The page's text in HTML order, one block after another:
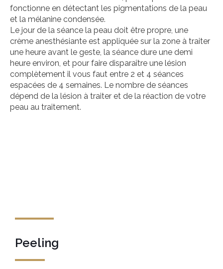
fonctionne en détectant les pigmentations de la peau
et la mélanine condensée.
Le jour de la séance la peau doit être propre, une
crème anesthésiante est appliquée sur la zone à traiter
une heure avant le geste, la séance dure une demi
heure environ, et pour faire disparaître une lésion
complètement il vous faut entre 2 et 4 séances
espacées de 4 semaines. Le nombre de séances
dépend de la lésion à traiter et de la réaction de votre
peau au traitement.
Peeling